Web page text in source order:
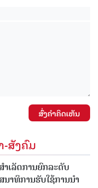
ສົ່ງຄໍາຄິດເຫັນ
ສັງຄົມ
າເລັດການຍົກລະດັບ
ນາທິການຮັບໃຊ້ການນໍາ